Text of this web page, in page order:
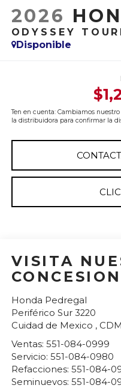
2026
ODYSSEY
Disponible
Ten en cuenta: Cambiamos
la distribuidora para confirmar la
VISITA
Honda Pedregal
Periférico Sur 3220
Cuidad de Mexico ,
Ventas: 551-084-0999
Servicio: 551-084-0980
Refacciones: 551-084-
Seminuevos: 551-084-